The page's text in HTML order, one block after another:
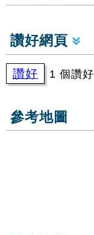
讚好網頁
讚好 1 個讚好
參考地圖